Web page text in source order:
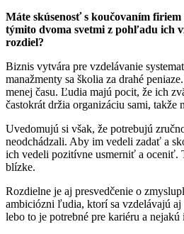
Máte skúsenosť s koučovaním
týmito dvoma svetmi z pohľadu ich
rozdiel?
Biznis vytvára pre vzdelávanie
manažmenty sa školia za drahé
menej času. Ľudia majú pocit, že ich
častokrát držia organizáciu sami, takže
Uvedomujú si však, že potrebujú
neodchádzali. Aby im vedeli zadať a
ich vedeli pozitívne usmerniť a oceniť.
blízke.
Rozdielne je aj presvedčenie o
ambiciózni ľudia, ktorí sa vzdelávajú
lebo to je potrebné pre kariéru a nejakú